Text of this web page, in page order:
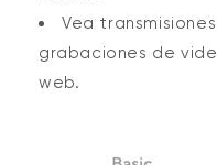
Vea
grabaciones de
web.